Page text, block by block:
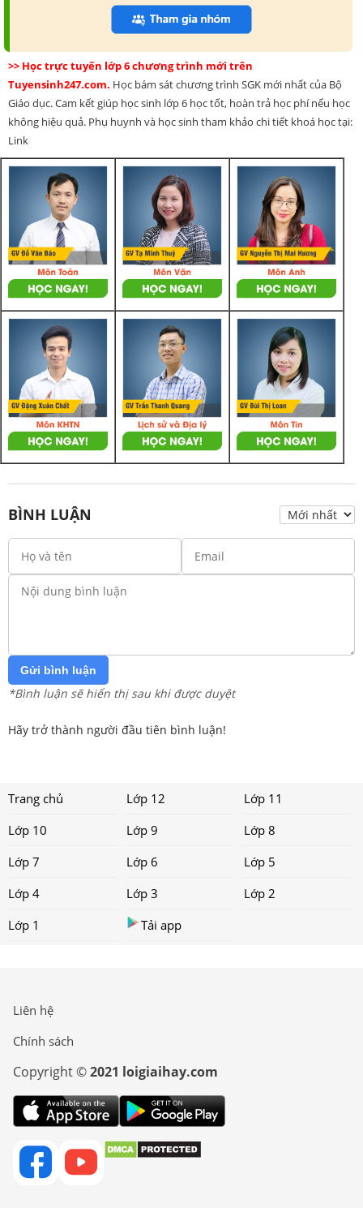
>> Học trực tuyến lớp 6 chương trình mới trên
Tuyensinh247.com. Học bám sát chương trình SGK mới nhất của Bộ
Giáo dục. Cam kết giúp học sinh lớp 6 học tốt, hoàn trả học phí nếu học
không hiệu quả. Phụ huynh và học sinh tham khảo chi tiết khoá học tại:
Link
BÌNH LUẬN
Gửi bình luận
*Bình luận sẽ hiển thị sau khi được duyệt
Hãy trở thành người đầu tiên bình luận!
Trang chủ Lớp 12
Lớp 11
Lớp 10
Lớp 9
Lớp 8
Lớp 7
Lớp 6
Lớp 5
Lớp 4
Lớp 3
Lớp 2
Lớp 1
Tải app
Liên hệ
Chính sách
Copyright ©2021 loigiaihay.com